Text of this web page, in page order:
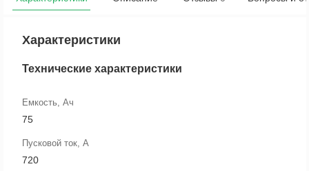
Характеристики
Технические характеристики
Емкость, Ач
75
Пусковой ток, А
720